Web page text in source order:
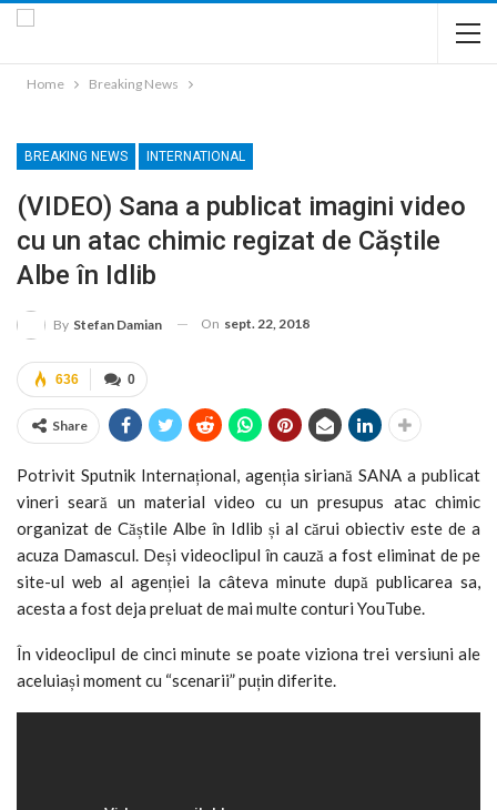
Home Breaking News
BREAKING NEWS INTERNATIONAL
(VIDEO) Sana a publicat imagini video
cu un atac chimic regizat de Căştile
Albe în Idlib
By Stefan Damian On sept. 22, 2018
0
636
Share
Potrivit Sputnik Internațional, agenția siriană SANA a publicat
vineri seară un material video cu un presupus atac chimic
organizat de Căștile Albe în Idlib și al cărui obiectiv este de a
acuza Damascul. Deși videoclipul în cauză a fost eliminat de pe
site-ul web al agenției la câteva minute după publicarea sa,
acesta a fost deja preluat de mai multe conturi YouTube.
În videoclipul de cinci minute se poate viziona trei versiuni ale
aceluiași moment cu “scenarii” puțin diferite.